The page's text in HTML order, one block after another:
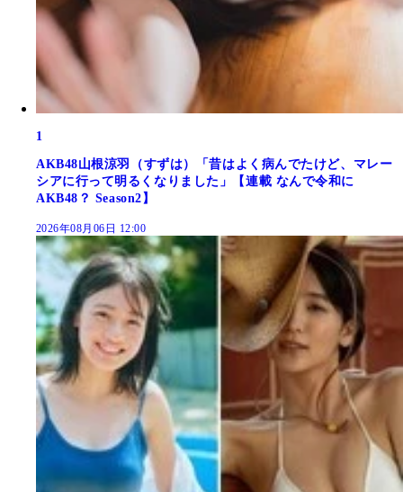
1
AKB48山根涼羽（すずは）「昔はよく病んでたけど、マレー
シアに行って明るくなりました」【連載 なんで令和に
AKB48？ Season2】
2026年08月06日 12:00